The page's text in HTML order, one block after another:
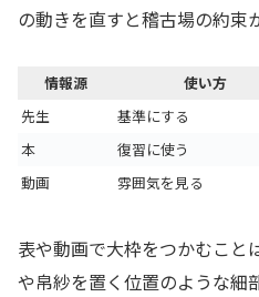
の動きを直すと稽古場の約束
情報源 使い方
先生
基準にする
本
復習に使う
動画
雰囲気を見る
表や動画で大枠をつかむこと
や帛紗を置く位置のような細